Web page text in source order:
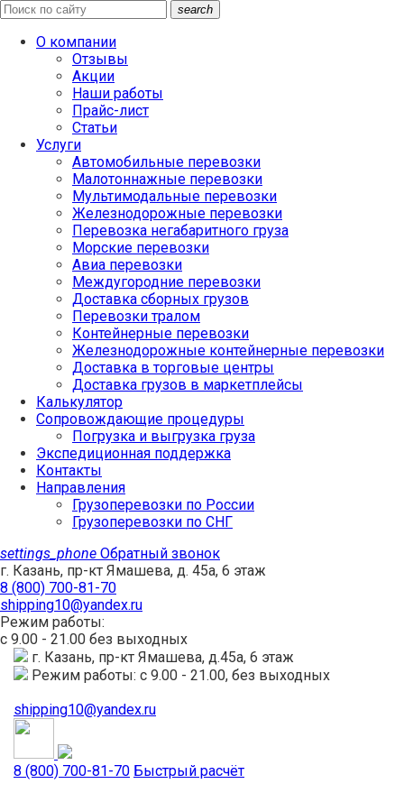
search
О компании
Отзывы
Акции
Наши работы
Прайс-лист
Статьи
Услуги
Автомобильные перевозки
Малотоннажные перевозки
Мультимодальные перевозки
Железнодорожные перевозки
Перевозка негабаритного груза
Морские перевозки
Авиа перевозки
Междугородние перевозки
Доставка сборных грузов
Перевозки тралом
Контейнерные перевозки
Железнодорожные контейнерные перевозки
Доставка в торговые центры
Доставка грузов в маркетплейсы
Калькулятор
Сопровождающие процедуры
Погрузка и выгрузка груза
Экспедиционная поддержка
Контакты
Направления
Грузоперевозки по России
Грузоперевозки по СНГ
settings_phone Обратный звонок
г. Казань, пр-кт Ямашева, д. 45а, 6 этаж
8 (800) 700-81-70
shipping10@yandex.ru
Режим работы:
с 9.00 - 21.00 без выходных
г. Казань, пр-кт Ямашева, д.45а, 6 этаж
Режим работы: с 9.00 - 21.00, без выходных
shipping10@yandex.ru
8 (800) 700-81-70 Быстрый расчёт